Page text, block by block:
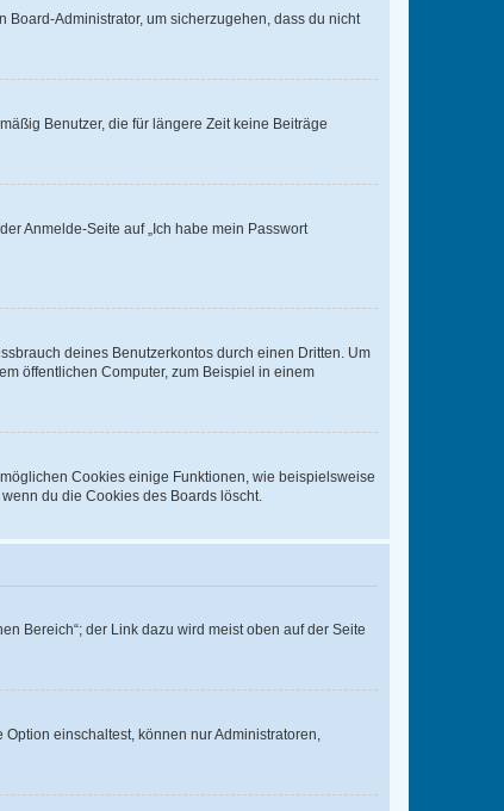
Administrator, um sicherzugehen, dass du nicht
Benutzer, die für längere Zeit keine Beiträge
Anmelde-Seite auf „Ich habe mein Passwort
deines Benutzerkontos durch einen Dritten. Um
öffentlichen Computer, zum Beispiel in einem
Cookies einige Funktionen, wie beispielsweise
du die Cookies des Boards löscht.
Bereich“; der Link dazu wird meist oben auf der Seite
einschaltest, können nur Administratoren,